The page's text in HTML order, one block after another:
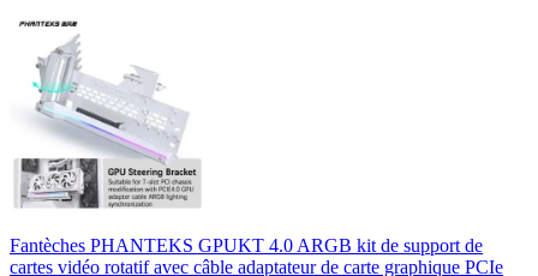
Fantèches PHANTEKS GPUKT 4.0 ARGB kit de support de
cartes vidéo rotatif avec câble adaptateur de carte graphique PCIe